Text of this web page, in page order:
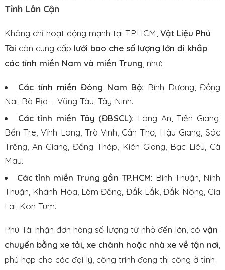
Tỉnh Lân Cận
Không chỉ hoạt động mạnh tại TP.HCM, Vật Liệu Phú
Tài còn cung cấp lưới bao che số lượng lớn đi khắp
các tỉnh miền Nam và miền Trung , như:
Các tỉnh miền Đông Nam Bộ: Bình Dương, Đồng
Nai, Bà Rịa – Vũng Tàu, Tây Ninh.
Các tỉnh miền Tây (ĐBSCL): Long An, Tiền Giang,
Bến Tre, Vĩnh Long, Trà Vinh, Cần Thơ, Hậu Giang, Sóc
Trăng, An Giang, Đồng Tháp, Kiên Giang, Bạc Liêu, Cà
Mau.
Các tỉnh miền Trung gần TP.HCM: Bình Thuận, Ninh
Thuận, Khánh Hòa, Lâm Đồng, Đắk Lắk, Đắk Nông, Gia
Lai, Kon Tum.
Phú Tài nhận đơn hàng số lượng từ nhỏ đến lớn, có vận
chuyển bằng xe tải, xe chành hoặc nhà xe về tận nơi
phù hợp cho các đại lý, công trình đang thi công ở tỉnh